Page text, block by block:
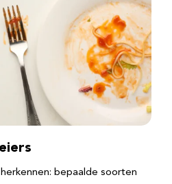
bepaalde soorten